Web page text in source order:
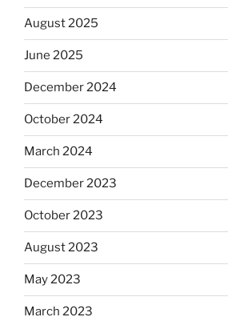
August 2025
June 2025
December 2024
October 2024
March 2024
December 2023
October 2023
August 2023
May 2023
March 2023